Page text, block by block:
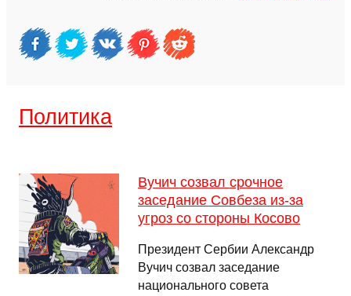
Политика
Вучич созвал срочное
заседание Совбеза из-за
угроз со стороны Косово
Президент Сербии Александр
Вучич созвал заседание
национального совета